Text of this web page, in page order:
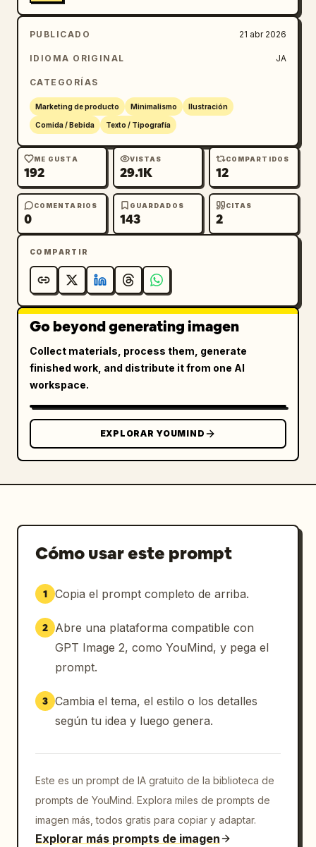
PUBLICADO 21 abr 2026
IDIOMA ORIGINAL JA
CATEGORÍAS
Marketing de producto Minimalismo Ilustración
Comida / Bebida Texto / Tipografía
ME GUSTA
192
VISTAS
29.1K
COMPARTIDOS
12
COMENTARIOS
0
GUARDADOS
143
CITAS
2
COMPARTIR
Go beyond generating imagen
Collect materials, process them, generate
finished work, and distribute it from one AI
workspace.
EXPLORAR YOUMIND
Cómo usar este prompt
1 Copia el prompt completo de arriba.
2
Abre una plataforma compatible con
GPT Image 2, como YouMind, y pega el
prompt.
3 Cambia el tema, el estilo o los detalles
según tu idea y luego genera.
Este es un prompt de IA gratuito de la biblioteca de
prompts de YouMind. Explora miles de prompts de
imagen más, todos gratis para copiar y adaptar.
Explorar más prompts de imagen